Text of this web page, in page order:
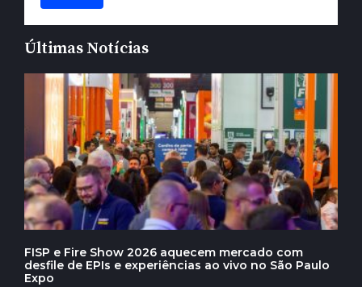
Últimas Notícias
FISP e Fire Show 2026 aquecem mercado com
desfile de EPIs e experiências ao vivo no São Paulo
Expo